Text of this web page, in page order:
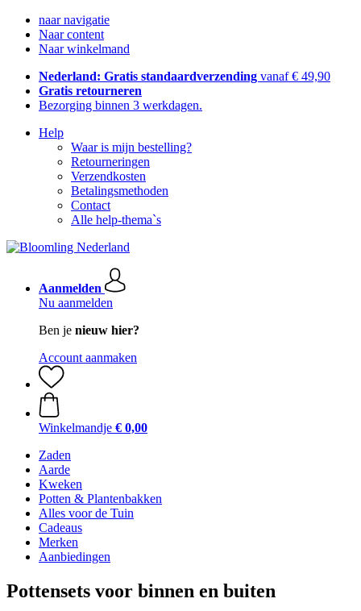
naar navigatie
Naar content
Naar winkelmand
Nederland: Gratis standaardverzending vanaf € 49,90
Gratis retourneren
Bezorging binnen 3 werkdagen.
Help
Waar is mijn bestelling?
Retourneringen
Verzendkosten
Betalingsmethoden
Contact
Alle help-thema`s
Aanmelden
Nu aanmelden
Ben je nieuw hier?
Account aanmaken
Winkelmandje € 0,00
Zaden
Aarde
Kweken
Potten & Plantenbakken
Alles voor de Tuin
Cadeaus
Merken
Aanbiedingen
Pottensets voor binnen en buiten